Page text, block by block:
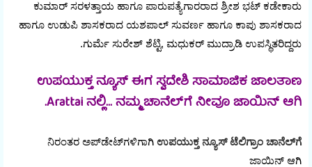
ಕುಮಾರ್ ಸರಳತ್ತಾಯ ಹಾಗೂ ಪಾರುಪತ್ಯೆಗಾರರಾದ ಶ್ರೀಶ ಭಟ್ ಕಡೇಕಾರು
ಹಾಗೂ ಉಡುಪಿ ಶಾಸಕರಾದ ಯಶಪಾಲ್ ಸುವರ್ಣ ಹಾಗೂ ಕಾಪು ಶಾಸಕರಾದ
ಗುರ್ಮೆ ಸುರೇಶ್ ಶೆಟ್ಟಿ, ಮಧುಕರ್ ಮುದ್ರಾಡಿ ಉಪಸ್ಥಿತರಿದ್ದರು.
ಉಪಯುಕ್ತ ನ್ಯೂಸ್ ಈಗ ಸ್ವದೇಶಿ ಸಾಮಾಜಿಕ ಜಾಲತಾಣ
Arattai ನಲ್ಲಿ... ನಮ್ಮ ಚಾನೆಲ್‌ಗೆ ನೀವೂ ಜಾಯಿನ್ ಆಗಿ.
ನಿರಂತರ ಅಪ್‌ಡೇಟ್‌ಗಳಿಗಾಗಿ ಉಪಯುಕ್ತ ನ್ಯೂಸ್‌ ಟೆಲಿಗ್ರಾಂ ಚಾನೆಲ್‌ಗೆ
ಜಾಯಿನ್‌ ಆಗಿ